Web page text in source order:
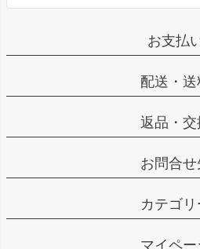
お支払
配送・送
返品・交
お問合せ
カテゴリ
マイペー